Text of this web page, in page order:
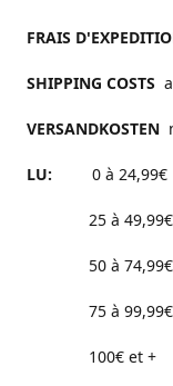
FRAIS
SHIPPING COSTS
VERSANDKOSTEN
LU: 0 à
25 à 49,99€
50 à 74,99€
75 à 99,99€
100€ et +